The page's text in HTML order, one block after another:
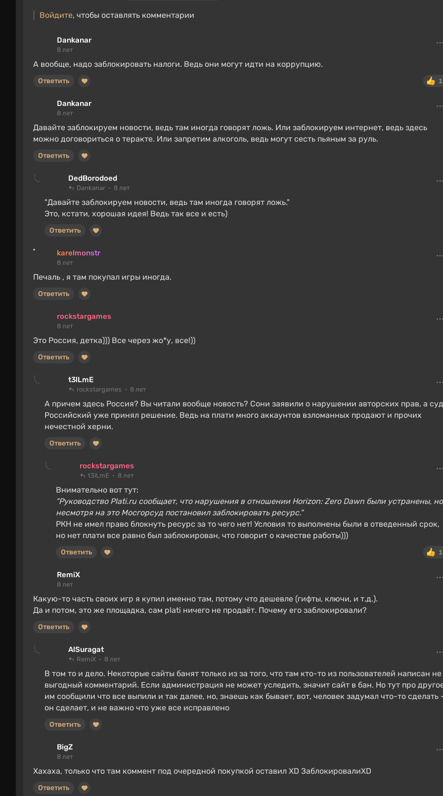
Войдите, чтобы оставлять комментарии
Dankanar
8 лет
А вообще, надо заблокировать налоги. Ведь они могут идти на коррупцию.
1
Ответить
Dankanar
8 лет
Давайте заблокируем новости, ведь там иногда говорят ложь. Или заблокируем интернет, ведь здесь
можно договориться о теракте. Или запретим алкоголь, ведь могут сесть пьяным за руль.
Ответить
DedBorodoed
Dankanar 8 лет
"Давайте заблокируем новости, ведь там иногда говорят ложь."
Это, кстати, хорошая идея! Ведь так все и есть)
Ответить
karelmonstr
8 лет
Печаль , я там покупал игры иногда.
Ответить
rockstargames
8 лет
Это Россия, детка))) Все через жо*у, все!))
Ответить
t3lLmE
rockstargames 8 лет
А причем здесь Россия? Вы читали вообще новость? Сони заявили о нарушении авторских прав, а суд
Российский уже принял решение. Ведь на плати много аккаунтов взломанных продают и прочих
нечестной херни.
Ответить
rockstargames
t3lLmE 8 лет
Внимательно вот тут:
"Руководство Plati.ru сообщает, что нарушения в отношении Horizon: Zero Dawn были устранены, но
несмотря на это Мосгорсуд постановил заблокировать ресурс."
РКН не имел право блокнуть ресурс за то чего нет! Условия то выполнены были в отведенный срок,
но нет плати все равно был заблокирован, что говорит о качестве работы)))
1
Ответить
RemiX
8 лет
Какую-то часть своих игр я купил именно там, потому что дешевле (гифты, ключи, и т.д.).
Да и потом, это же площадка, сам plati ничего не продаёт. Почему его заблокировали?
Ответить
AlSuragat
RemiX 8 лет
В том то и дело. Некоторые сайты банят только из за того, что там кто-то из пользователей написан не
выгодный комментарий. Если администрация не может уследить, значит сайт в бан. Но тут про
им сообщили что все выпили и так далее, но, знаешь как бывает, вот, человек задумал что-то сделать
он сделает, и не важно что уже все исправлено
Ответить
BigZ
8 лет
Хахаха, только что там коммент под очередной покупкой оставил XD ЗаблокировалиXD
Ответить